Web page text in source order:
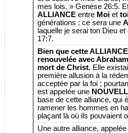
mes lois. » Genèse 26:5.
ALLIANCEentre Moiet
générations : ce sera une
laquelle je serai ton Dieu
17:7.
Bien que cette
renouvelée avec
mort de Christ.Elle
première allusion à la
acceptée par la foi ;
est appelée une
base de cette alliance, qui
ramener les hommes en
plaçant là où ils pouvaient
Une autre alliance,